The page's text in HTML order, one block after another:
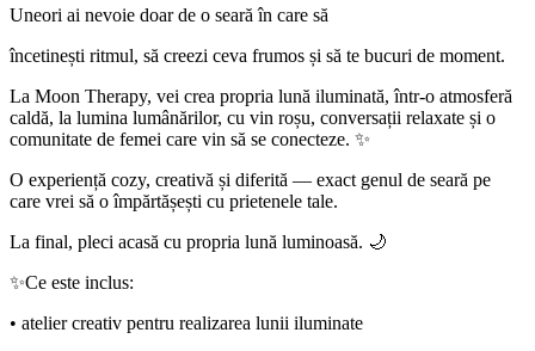
Uneori ai nevoie doar de o seară în care să
încetinești ritmul, să creezi ceva frumos și să te bucuri de moment.
La Moon Therapy, vei crea propria lună iluminată, într-o atmosferă
caldă, la lumina lumânărilor, cu vin roșu, conversații relaxate și o
comunitate de femei care vin să se conecteze. ✨
O experiență cozy, creativă și diferită — exact genul de seară pe
care vrei să o împărtășești cu prietenele tale.
La final, pleci acasă cu propria lună luminoasă. 🌙
✨Ce este inclus:
• atelier creativ pentru realizarea lunii iluminate